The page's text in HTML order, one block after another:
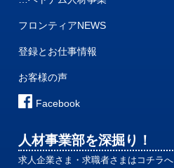
フロンティアNEWS
登録とお仕事情報
お客様の声
Facebook
人材事業部を深掘り！
求人企業さま・求職者さまはコチラへ